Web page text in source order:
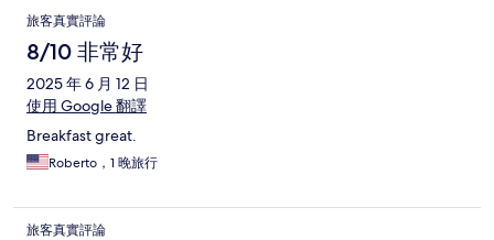
旅客真實評論
8/10 非常好
2025 年 6 月 12 日
使用 Google 翻譯
Breakfast great.
Roberto，1 晚旅行
旅客真實評論